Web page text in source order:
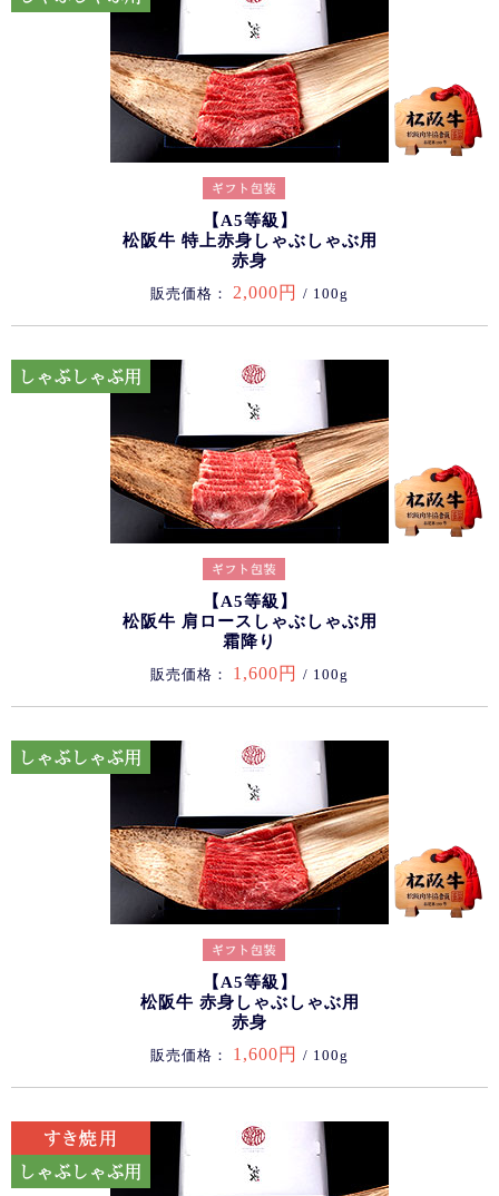
【A5等級】
松阪牛 特上赤身しゃぶしゃぶ用
赤身
販売価格： 2,000円 / 100g
【A5等級】
松阪牛 肩ロースしゃぶしゃぶ用
霜降り
販売価格： 1,600円 / 100g
【A5等級】
松阪牛 赤身しゃぶしゃぶ用
赤身
販売価格： 1,600円 / 100g